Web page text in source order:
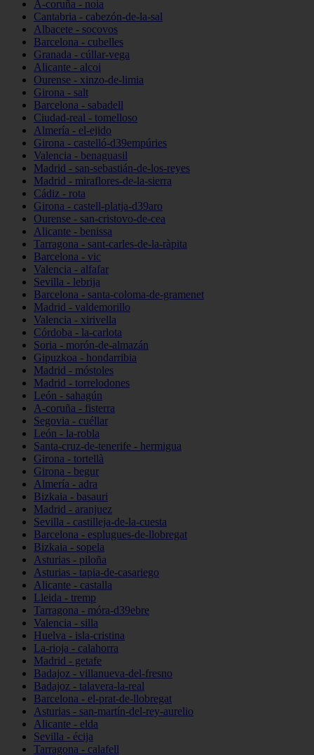
A-coruña - noia
Cantabria - cabezón-de-la-sal
Albacete - socovos
Barcelona - cubelles
Granada - cúllar-vega
Alicante - alcoi
Ourense - xinzo-de-limia
Girona - salt
Barcelona - sabadell
Ciudad-real - tomelloso
Almería - el-ejido
Girona - castelló-d39empúries
Valencia - benaguasil
Madrid - san-sebastián-de-los-reyes
Madrid - miraflores-de-la-sierra
Cádiz - rota
Girona - castell-platja-d39aro
Ourense - san-cristovo-de-cea
Alicante - benissa
Tarragona - sant-carles-de-la-ràpita
Barcelona - vic
Valencia - alfafar
Sevilla - lebrija
Barcelona - santa-coloma-de-gramenet
Madrid - valdemorillo
Valencia - xirivella
Córdoba - la-carlota
Soria - morón-de-almazán
Gipuzkoa - hondarribia
Madrid - móstoles
Madrid - torrelodones
León - sahagún
A-coruña - fisterra
Segovia - cuéllar
León - la-robla
Santa-cruz-de-tenerife - hermigua
Girona - tortellà
Girona - begur
Almería - adra
Bizkaia - basauri
Madrid - aranjuez
Sevilla - castilleja-de-la-cuesta
Barcelona - esplugues-de-llobregat
Bizkaia - sopela
Asturias - piloña
Asturias - tapia-de-casariego
Alicante - castalla
Lleida - tremp
Tarragona - móra-d39ebre
Valencia - silla
Huelva - isla-cristina
La-rioja - calahorra
Madrid - getafe
Badajoz - villanueva-del-fresno
Badajoz - talavera-la-real
Barcelona - el-prat-de-llobregat
Asturias - san-martín-del-rey-aurelio
Alicante - elda
Sevilla - écija
Tarragona - calafell